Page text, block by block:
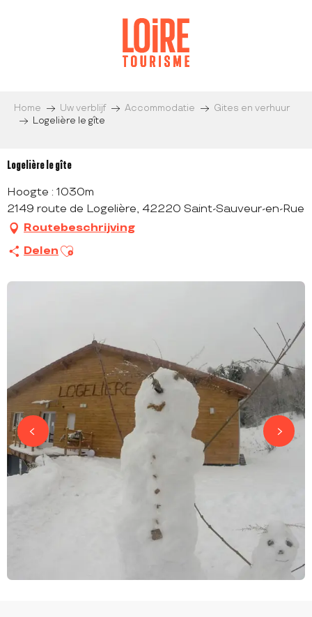
Home Uw verblijf Accommodatie
Gites en verhuur
Logelière le gîte
Logelière le gîte
Hoogte : 1030m
2149 route de Logelière, 42220 Saint-Sauveur-en-Rue
Routebeschrijving
Delen Ajouter aux favoris